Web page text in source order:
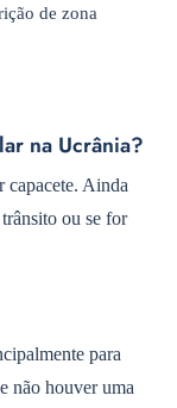
de zona
na Ucrânia?
capacete. Ainda
ou se for
para
não houver uma